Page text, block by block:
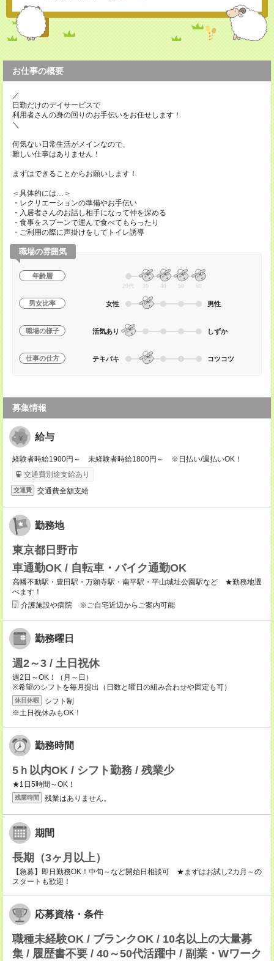
お仕事の概要
／
日勤だけのデイサービスで
利用者さんの身の回りのお手伝いをお任せします！
＼
何気ない日常生活がメインなので、
難しい仕事はありません！
まずはできることからお願いします！
＜具体的には…＞
・レクリエーションの準備やお手伝い
・入居者さんのお話し相手になって仲を深める
・食事をスプーンで運んで食べてもらったり
・ご利用の際に声掛けをしてトイレ誘導
職場の雰囲気
年齢層
20代 30 40 50 60
男女比率 女性 男性
職場の様子 活気あり しずか
仕事の仕方 テキパキ コツコツ
募集情報
給与
経験者時給1900円～ 未経験者時給1800円～ ※日払い/週払いOK！
交通費別途支給あり
交通費 交通費全額支給
勤務地
東京都日野市
車通勤OK / 自転車・バイク通勤OK
高幡不動駅・豊田駅・万願寺駅・南平駅・平山城址公園駅など ★勤務地選
べます！
介護施設や病院 ※ご自宅近辺からご案内可能
勤務曜日
週2～3 / 土日祝休
週2日～OK！（月～日）
※希望のシフトを毎月提出（日数と曜日の組み合わせや固定も可）
休日休暇
シフト制
※土日祝休みもOK！
勤務時間
5ｈ以内OK / シフト勤務 / 残業少
★1日5時間～OK！
残業時間 残業はありません。
期間
長期（3ヶ月以上）
【急募】即日勤務OK！中旬～など開始日相談可 ★まずはお試し2カ月～の
スタートも歓迎！
応募資格・条件
職種未経験OK / ブランクOK / 10名以上の大量募
集 / 履歴書不要 / 40～50代活躍中 / 副業・Wワーク